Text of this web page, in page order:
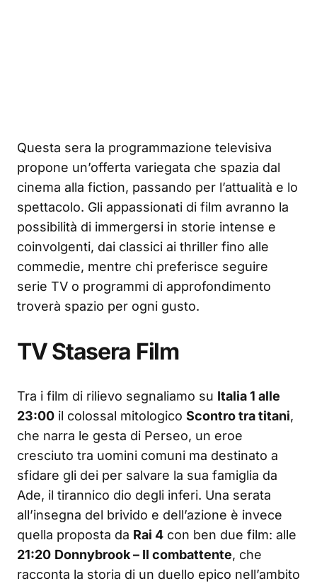
Questa sera la programmazione televisiva
propone un’offerta variegata che spazia dal
cinema alla fiction, passando per l’attualità e lo
spettacolo. Gli appassionati di film avranno la
possibilità di immergersi in storie intense e
coinvolgenti, dai classici ai thriller fino alle
commedie, mentre chi preferisce seguire
serie TV o programmi di approfondimento
troverà spazio per ogni gusto.
TV Stasera Film
Tra i film di rilievo segnaliamo su Italia 1 alle
23:00 il colossal mitologico Scontro tra titani,
che narra le gesta di Perseo, un eroe
cresciuto tra uomini comuni ma destinato a
sfidare gli dei per salvare la sua famiglia da
Ade, il tirannico dio degli inferi. Una serata
all’insegna del brivido e dell’azione è invece
quella proposta da Rai 4 con ben due film: alle
21:20 Donnybrook – Il combattente, che
racconta la storia di un duello epico nell’ambito